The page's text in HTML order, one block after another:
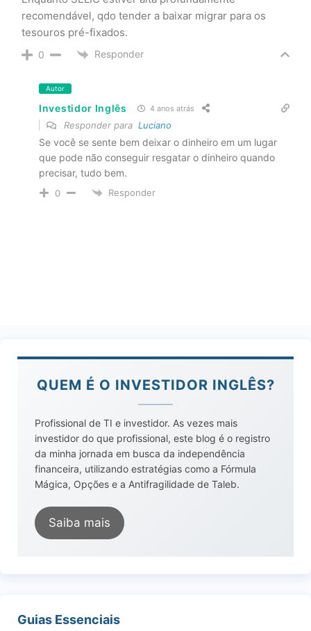
recomendável, qdo tender a baixar migrar para os
tesouros pré-fixados.
0 Responder
Autor
Investidor Inglês 4 anos atrás
Responder para Luciano
Se você se sente bem deixar o dinheiro em um lugar
que pode não conseguir resgatar o dinheiro quando
precisar, tudo bem.
0 Responder
QUEM É O INVESTIDOR INGLÊS?
Profissional de TI e investidor. As vezes mais
investidor do que profissional, este blog é o registro
da minha jornada em busca da independência
financeira, utilizando estratégias como a Fórmula
Mágica, Opções e a Antifragilidade de Taleb.
Saiba mais
Guias Essenciais